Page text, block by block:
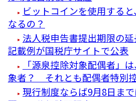
ビットコインを使用する
なるの？
法人税申告書提出期限の
記載例が国税庁サイトで公表
「源泉控除対象配偶者」
象者？ それとも配偶者特別
現行制度ならば9月8日ま